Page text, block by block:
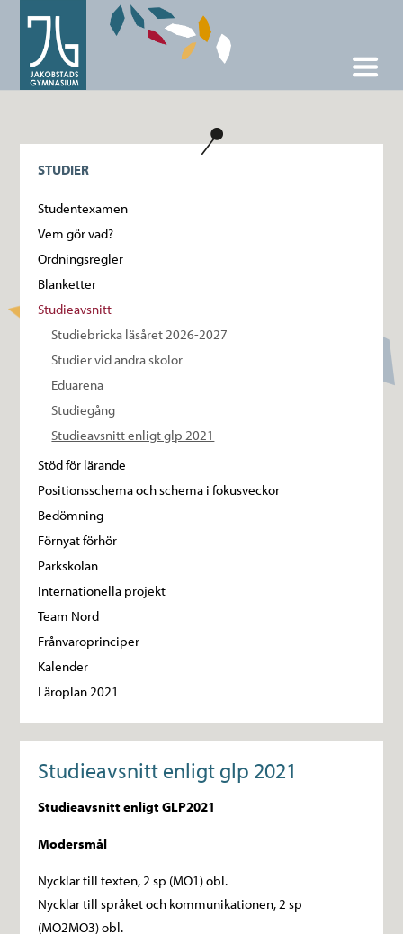
STUDIER
Studentexamen
Vem gör vad?
Ordningsregler
Blanketter
Studieavsnitt
Studiebricka läsåret 2026-2027
Studier vid andra skolor
Eduarena
Studiegång
Studieavsnitt enligt glp 2021
Stöd för lärande
Positionsschema och schema i fokusveckor
Bedömning
Förnyat förhör
Parkskolan
Internationella projekt
Team Nord
Frånvaroprinciper
Kalender
Läroplan 2021
Studieavsnitt enligt glp 2021
Studieavsnitt enligt GLP2021
Modersmål
Nycklar till texten, 2 sp (MO1) obl.
Nycklar till språket och kommunikationen, 2 sp
(MO2MO3) obl.